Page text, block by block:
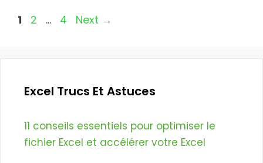
Page
1 Page
2 … Page
4 Next →
Excel Trucs Et Astuces
11 conseils essentiels pour optimiser le
fichier Excel et accélérer votre Excel